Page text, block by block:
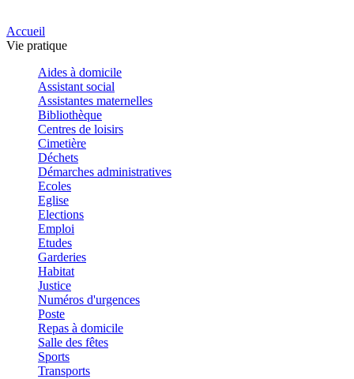
Accueil
Vie pratique
Aides à domicile
Assistant social
Assistantes maternelles
Bibliothèque
Centres de loisirs
Cimetière
Déchets
Démarches administratives
Ecoles
Eglise
Elections
Emploi
Etudes
Garderies
Habitat
Justice
Numéros d'urgences
Poste
Repas à domicile
Salle des fêtes
Sports
Transports